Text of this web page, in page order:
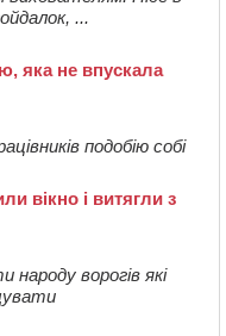
...
яка не впускала
подобію собі
вікно і витягли з
народу ворогів які